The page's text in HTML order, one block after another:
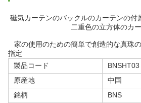
磁気カーテンのバックルのカーテンの付
二重色の立方体のカ
家の使用のための簡単で創造的な真珠
指定
製品コード
BNSHT03
原産地
中国
銘柄
BNS